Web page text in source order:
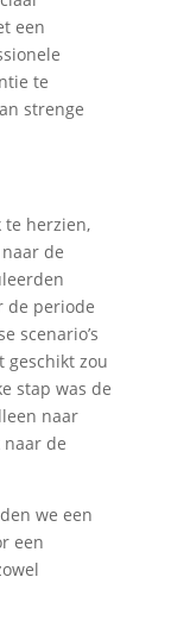
een
te
strenge
te herzien,
de
de periode
scenario’s
geschikt zou
stap was de
naar
de
we een
een